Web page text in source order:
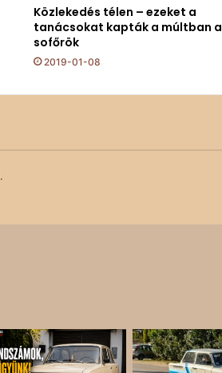
Közlekedés télen – ezeket a
tanácsokat kapták a múltban a
sofőrök
2019-01-08
.